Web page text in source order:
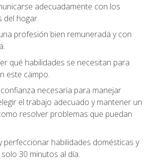
adecuadamente con los
del hogar.
profesión bien remunerada y con
qué habilidades se necesitan para
este campo.
necesaria para manejar
el trabajo adecuado y mantener un
resolver problemas que puedan
perfeccionar habilidades domésticas y
30 minutos al día.